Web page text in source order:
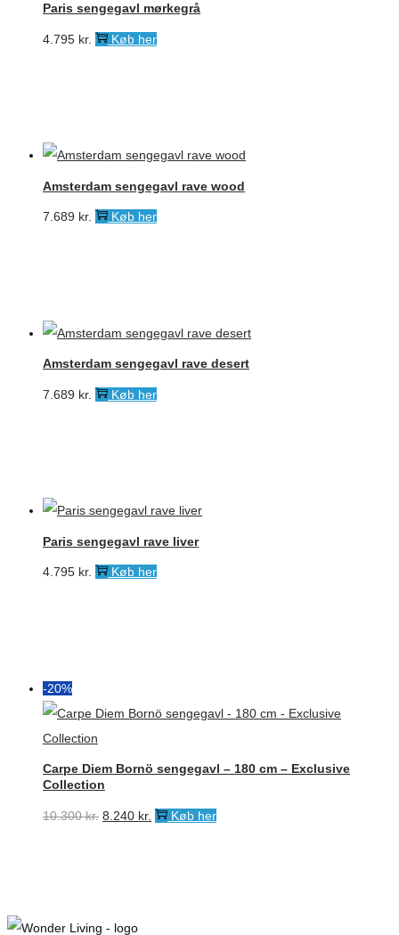
Paris sengegavl mørkegrå
4.795 kr. Køb her
Amsterdam sengegavl rave wood
7.689 kr. Køb her
Amsterdam sengegavl rave desert
7.689 kr. Køb her
Paris sengegavl rave liver
4.795 kr. Køb her
-20%
Carpe Diem Bornö sengegavl – 180 cm – Exclusive
Collection
10.300kr. Den
8.240 kr. DenKøb her